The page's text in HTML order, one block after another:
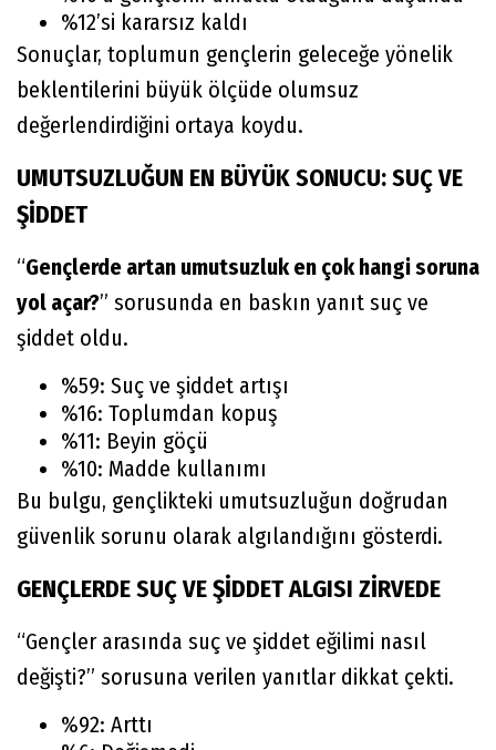
%12’si kararsız kaldı
Sonuçlar, toplumun gençlerin geleceğe yönelik
beklentilerini büyük ölçüde olumsuz
değerlendirdiğini ortaya koydu.
UMUTSUZLUĞUN EN BÜYÜK SONUCU: SUÇ VE
ŞİDDET
“Gençlerde artan umutsuzluk en çok hangi soruna
yol açar?” sorusunda en baskın yanıt suç ve
şiddet oldu.
%59: Suç ve şiddet artışı
%16: Toplumdan kopuş
%11: Beyin göçü
%10: Madde kullanımı
Bu bulgu, gençlikteki umutsuzluğun doğrudan
güvenlik sorunu olarak algılandığını gösterdi.
GENÇLERDE SUÇ VE ŞİDDET ALGISI ZİRVEDE
“Gençler arasında suç ve şiddet eğilimi nasıl
değişti?” sorusuna verilen yanıtlar dikkat çekti.
%92: Arttı